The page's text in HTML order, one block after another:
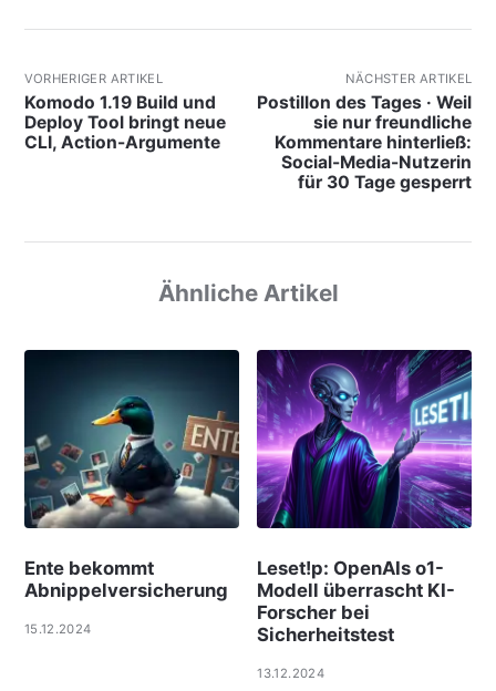
VORHERIGER ARTIKEL
Komodo 1.19 Build und
Deploy Tool bringt neue
CLI, Action-Argumente
NÄCHSTER ARTIKEL
Postillon des Tages · Weil
sie nur freundliche
Kommentare hinterließ:
Social-Media-Nutzerin
für 30 Tage gesperrt
Ähnliche Artikel
Ente bekommt
Abnippelversicherung
15.12.2024
Leset!p: OpenAIs o1-
Modell überrascht KI-
Forscher bei
Sicherheitstest
13.12.2024